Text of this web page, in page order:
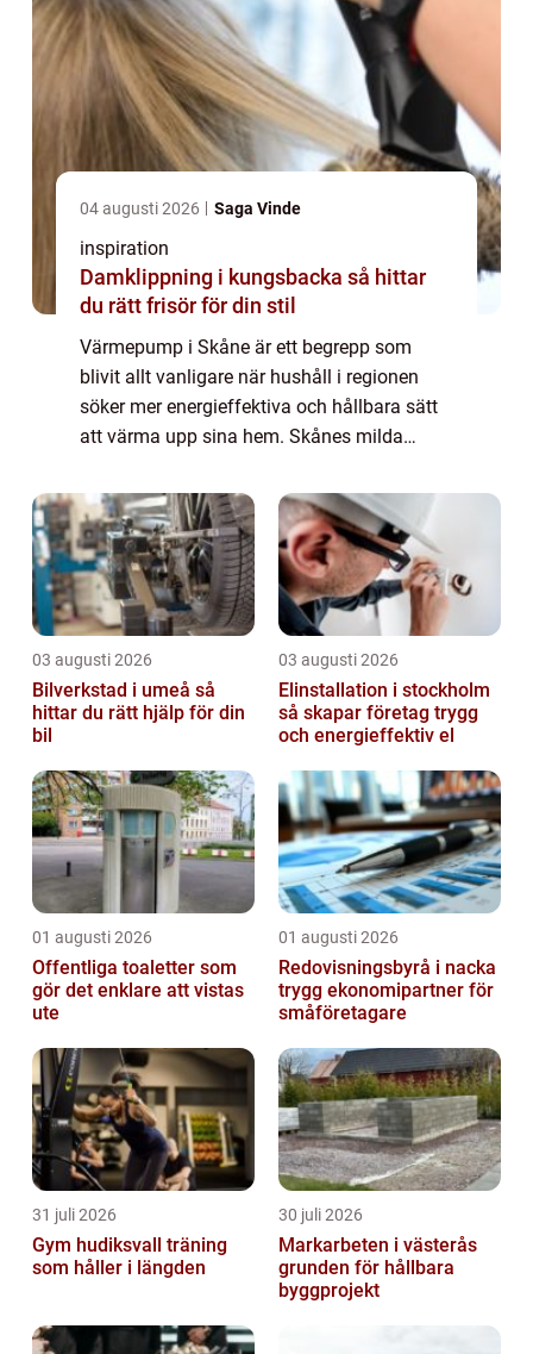
04 augusti 2026 Saga Vinde
inspiration
Damklippning i kungsbacka så hittar
du rätt frisör för din stil
Värmepump i Skåne är ett begrepp som
blivit allt vanligare när hushåll i regionen
söker mer energieffektiva och hållbara sätt
att värma upp sina hem. Skånes milda
03 augusti 2026
Bilverkstad i umeå så
hittar du rätt hjälp för din
bil
03 augusti 2026
Elinstallation i stockholm
så skapar företag trygg
och energieffektiv el
01 augusti 2026
Offentliga toaletter som
gör det enklare att vistas
ute
01 augusti 2026
Redovisningsbyrå i nacka
trygg ekonomipartner för
småföretagare
31 juli 2026
Gym hudiksvall träning
som håller i längden
30 juli 2026
Markarbeten i västerås
grunden för hållbara
byggprojekt